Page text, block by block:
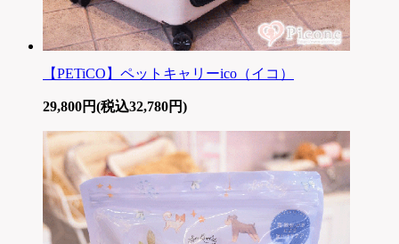
【PETiCO】ペットキャリーico（イコ）
29,800円(税込32,780円)